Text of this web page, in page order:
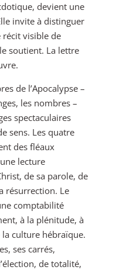
devient une
invite à distinguer
récit visible de
soutient. La lettre
de l’Apocalypse –
les nombres –
spectaculaires
sens. Les quatre
des fléaux
lecture
de sa parole, de
résurrection. Le
comptabilité
à la plénitude, à
culture hébraïque.
ses carrés,
de totalité,